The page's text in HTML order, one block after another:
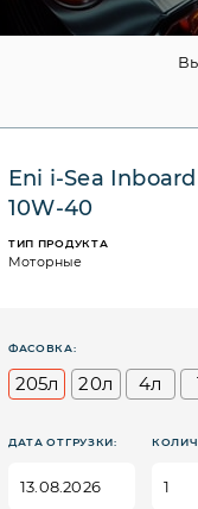
Eni i-Sea
10W-40
ТИП ПРОДУКТА
Моторные
ФАСОВКА:
205л 20л 4л
ДАТА ОТГРУЗКИ: